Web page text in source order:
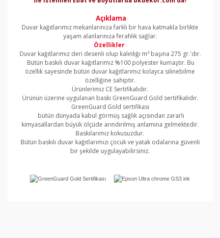
Açıklama
Duvar kağıtlarımız mekanlarınıza farklı bir hava katmakla birlikte
yaşam alanlarınıza ferahlık sağlar.
Özellikler
Duvar kağıtlarımız deri desenli olup kalınlığı m² başına 275 gr.'dır.
Bütün baskılı duvar kağıtlarımız %100 polyester kumaştır. Bu
özellik sayesinde bütün duvar kağıtlarımız kolayca silinebilme
özelliğine sahiptir.
Ürünlerimiz CE Sertifikalıdır.
Ürünün üzerine uygulanan baskı GreenGuard Gold sertifikalıdır.
GreenGuard Gold sertifikası
bütün dünyada kabul görmüş sağlık açısından zararlı
kimyasallardan büyük ölçüde arındırılmış anlamına gelmektedir.
Baskılarımız kokusuzdur.
Bütün baskılı duvar kağıtlarımızı çocuk ve yatak odalarına güvenli
bir şekilde uygulayabilirsiniz.